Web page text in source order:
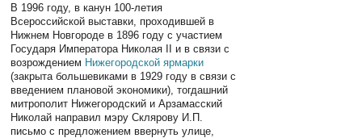
В 1996 году, в канун 100-летия
Всероссийской выставки, проходившей в
Нижнем Новгороде в 1896 году с участием
Государя Императора Николая II и в связи с
возрождением Нижегородской ярмарки
(закрыта большевиками в 1929 году в связи с
введением плановой экономики), тогдашний
митрополит Нижегородский и Арзамасский
Николай направил мэру Склярову И.П.
письмо с предложением ввернуть улице,